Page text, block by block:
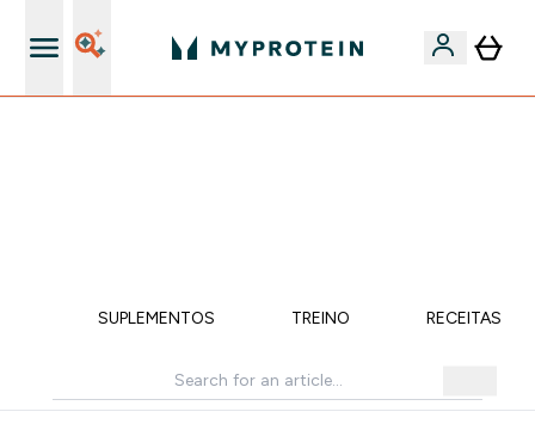
SUPLEMENTOS TREINO RECEITAS